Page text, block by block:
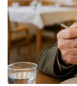
2,250 കോടി
അടിസ്ഥാന
പുതിയ
ഉൾപ്പെടുന്നു. 24